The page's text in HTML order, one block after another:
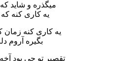
میگذره و شاید
یه کاری کنه
یه کاری کنه زمان
بگیره آروم
تقصیر تو چی بود